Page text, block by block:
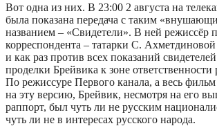
Вот одна из них. В 23:00 2 августа на
была показана передача с таким
названием – «Свидетели». В ней режиссёр
корреспондента – татарки С.
и как раз против всех показаний
проделки Брейвика к зоне ответственности
По режиссуре Первого канала, а весь фильм
на эту версию, Брейвик, несмотря на его
раппорт, был чуть ли не русским
чуть ли не в интересах русского народа.